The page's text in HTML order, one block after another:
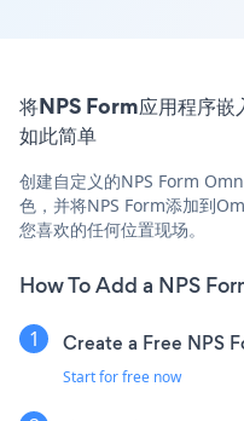
将NPS Form应用程序
如此简单
创建自定义的NPS Form
色，并将NPS Form添加到
您喜欢的任何位置现场。
How To Add a NPS
Create a Free NPS
Start for free now